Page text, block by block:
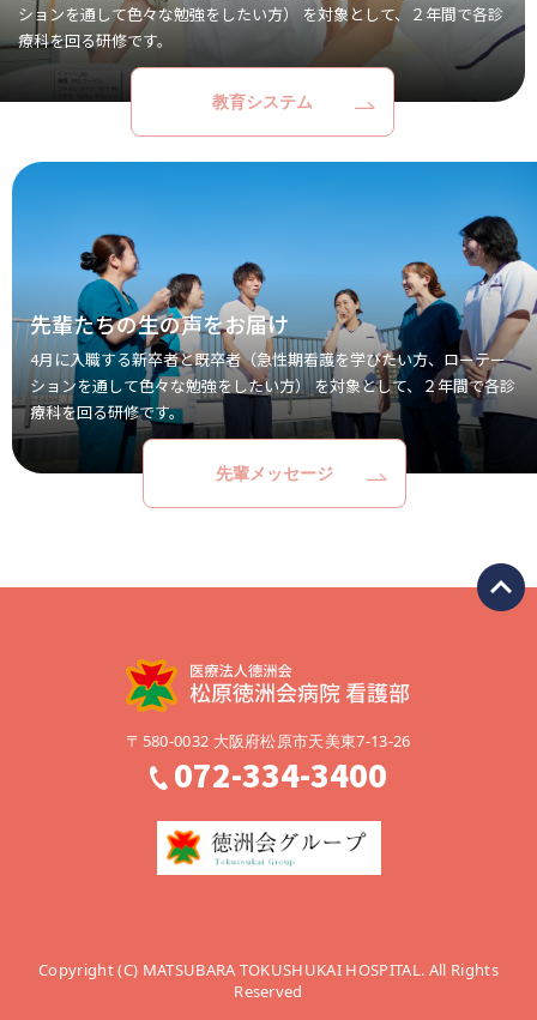
ションを通して色々な勉強をしたい方） を対象として、２年間で各診
療科を回る研修です。
教育システム
先輩たちの生の声をお届け
4月に入職する新卒者と既卒者（急性期看護を学びたい方、ローテー
ションを通して色々な勉強をしたい方） を対象として、２年間で各診
療科を回る研修です。
先輩メッセージ
〒580-0032 大阪府松原市天美東7-13-26
072-334-3400
Copyright (C) MATSUBARA TOKUSHUKAI HOSPITAL. All Rights
Reserved